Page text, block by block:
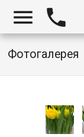
 
Фотогалерея